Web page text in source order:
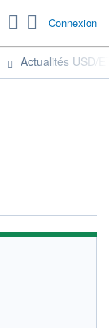
Connexion
Actualités USD/